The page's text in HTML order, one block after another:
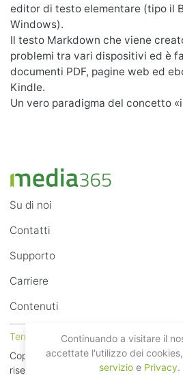
editor di testo elementare (tipo il
Windows).
Il testo Markdown che viene
problemi tra vari dispositivi ed è
documenti PDF, pagine web ed
Kindle.
Un vero paradigma del concetto
Su di noi
Contatti
Supporto
Carriere
Contenuti
Termini di Utilizzo
Privacy
Copyright © 2018 - 2026 Mobile
riservati
Continuando a visitare il
accettate l'utilizzo dei cookies,
servizio e Privacy.